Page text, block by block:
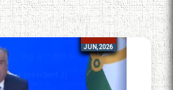
26
26
JUN, 2026